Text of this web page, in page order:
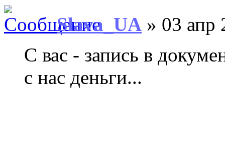
Slava_UA » 03 апр
С вас - запись в
с нас деньги...